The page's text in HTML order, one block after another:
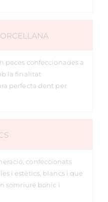
peces confeccionades a
la finalitat
perfecta dent per
confeccionats
i estètics, blancs i que
somriure bonic i